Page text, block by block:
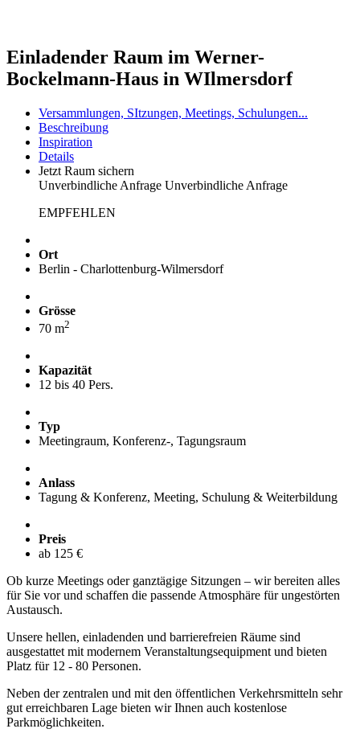
Einladender Raum im Werner-
Bockelmann-Haus in WIlmersdorf
Versammlungen, SItzungen, Meetings, Schulungen...
Beschreibung
Inspiration
Details
Jetzt Raum sichern
Unverbindliche Anfrage Unverbindliche Anfrage
EMPFEHLEN
Ort
Berlin - Charlottenburg-Wilmersdorf
Grösse
70 m2
Kapazität
12 bis 40 Pers.
Typ
Meetingraum, Konferenz-, Tagungsraum
Anlass
Tagung & Konferenz, Meeting, Schulung & Weiterbildung
Preis
ab 125 €
Ob kurze Meetings oder ganztägige Sitzungen – wir bereiten alles
für Sie vor und schaffen die passende Atmosphäre für ungestörten
Austausch.
Unsere hellen, einladenden und barrierefreien Räume sind
ausgestattet mit modernem Veranstaltungsequipment und bieten
Platz für 12 - 80 Personen.
Neben der zentralen und mit den öffentlichen Verkehrsmitteln sehr
gut erreichbaren Lage bieten wir Ihnen auch kostenlose
Parkmöglichkeiten.